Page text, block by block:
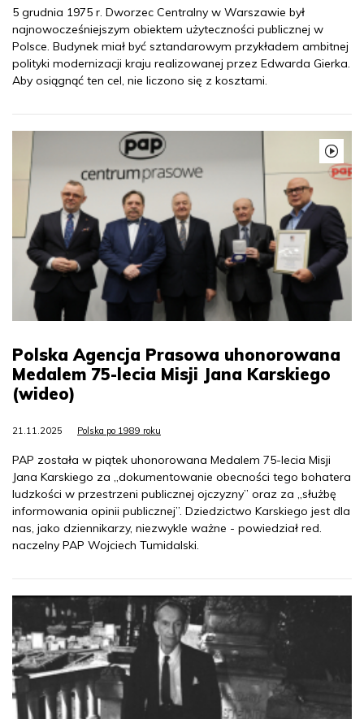
5 grudnia 1975 r. Dworzec Centralny w Warszawie był
najnowocześniejszym obiektem użyteczności publicznej w
Polsce. Budynek miał być sztandarowym przykładem ambitnej
polityki modernizacji kraju realizowanej przez Edwarda Gierka.
Aby osiągnąć ten cel, nie liczono się z kosztami.
Polska Agencja Prasowa uhonorowana
Medalem 75-lecia Misji Jana Karskiego
(wideo)
21.11.2025 Polska po 1989 roku
PAP została w piątek uhonorowana Medalem 75-lecia Misji
Jana Karskiego za „dokumentowanie obecności tego bohatera
ludzkości w przestrzeni publicznej ojczyzny” oraz za „służbę
informowania opinii publicznej”. Dziedzictwo Karskiego jest dla
nas, jako dziennikarzy, niezwykle ważne - powiedział red.
naczelny PAP Wojciech Tumidalski.